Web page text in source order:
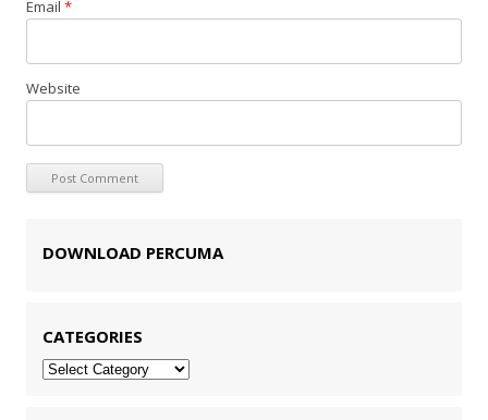
Email *
Website
DOWNLOAD PERCUMA
CATEGORIES
Categories